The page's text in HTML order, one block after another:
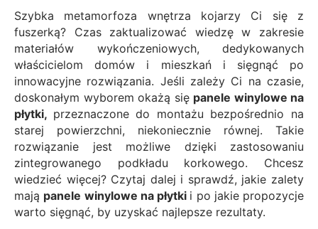
Szybka metamorfoza wnętrza kojarzy Ci się z
fuszerką? Czas zaktualizować wiedzę w zakresie
materiałów wykończeniowych, dedykowanych
właścicielom domów i mieszkań i sięgnąć po
innowacyjne rozwiązania. Jeśli zależy Ci na czasie,
doskonałym wyborem okażą się panele winylowe na
płytki, przeznaczone do montażu bezpośrednio na
starej powierzchni, niekoniecznie równej. Takie
rozwiązanie jest możliwe dzięki zastosowaniu
zintegrowanego podkładu korkowego. Chcesz
wiedzieć więcej? Czytaj dalej i sprawdź, jakie zalety
mają panele winylowe na płytki i po jakie propozycje
warto sięgnąć, by uzyskać najlepsze rezultaty.